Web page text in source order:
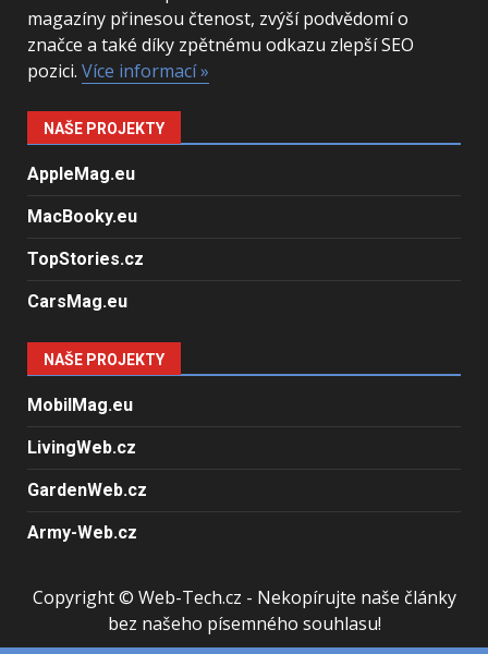
magazíny přinesou čtenost, zvýší podvědomí o
značce a také díky zpětnému odkazu zlepší SEO
pozici. Více informací »
NAŠE PROJEKTY
AppleMag.eu
MacBooky.eu
TopStories.cz
CarsMag.eu
NAŠE PROJEKTY
MobilMag.eu
LivingWeb.cz
GardenWeb.cz
Army-Web.cz
Copyright © Web-Tech.cz - Nekopírujte naše články
bez našeho písemného souhlasu!